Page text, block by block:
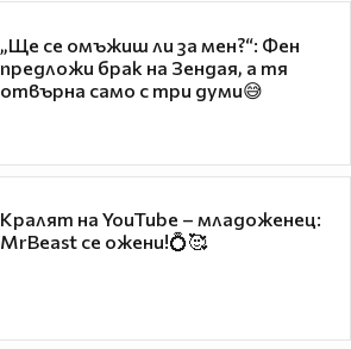
„Ще се омъжиш ли за мен?“: Фен
предложи брак на Зендая, а тя
отвърна само с три думи😅
Кралят на YouTube – младоженец:
MrBeast се ожени!💍🥰